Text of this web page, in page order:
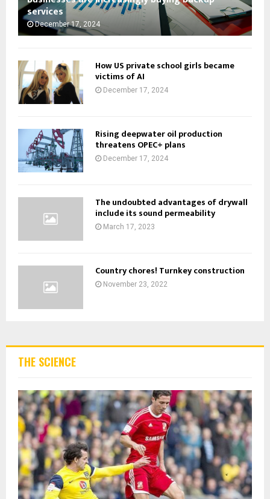
services
December 17, 2024
How US private school girls became
victims of AI
December 17, 2024
Rising deepwater oil production
threatens OPEC+ plans
December 17, 2024
The undoubted advantages of drywall
include its sound permeability
March 17, 2023
Country chores! Turnkey construction
November 23, 2022
THE SCIENCE